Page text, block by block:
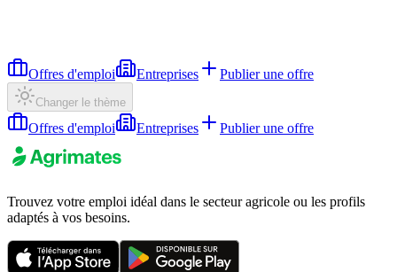
Offres d'emploi Entreprises Publier une offre
Changer le thème
Offres d'emploi Entreprises Publier une offre
Trouvez votre emploi idéal dans le secteur agricole ou les profils
adaptés à vos besoins.